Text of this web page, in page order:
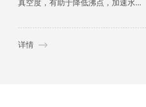
真空度，有助于降低沸点，加速水...
详情